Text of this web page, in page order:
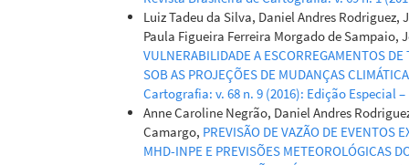
Luiz Tadeu da Silva, Daniel Andres
Paula Figueira Ferreira Morgado de
VULNERABILIDADE A ESCORREGAMENTOS
SOB AS PROJEÇÕES DE MUDANÇAS
Cartografia: v. 68 n. 9 (2016): Edição Especial
Anne Caroline Negrão, Daniel Andres
Camargo, PREVISÃO DE VAZÃO DE EVENTOS
MHD-INPE E PREVISÕES METEOROLÓGICAS